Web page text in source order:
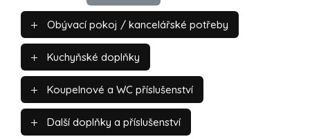
Obývací pokoj / kancelářské potřeby
Kuchyňské doplňky
Koupelnové a WC příslušenství
Další doplňky a příslušenství